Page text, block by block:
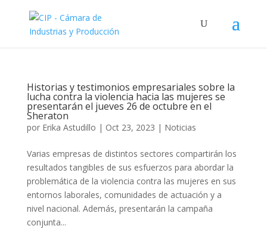
Historias y testimonios empresariales sobre la
lucha contra la violencia hacia las mujeres se
presentarán el jueves 26 de octubre en el
Sheraton
por Erika Astudillo | Oct 23, 2023 | Noticias
Varias empresas de distintos sectores compartirán los
resultados tangibles de sus esfuerzos para abordar la
problemática de la violencia contra las mujeres en sus
entornos laborales, comunidades de actuación y a
nivel nacional. Además, presentarán la campaña
conjunta...